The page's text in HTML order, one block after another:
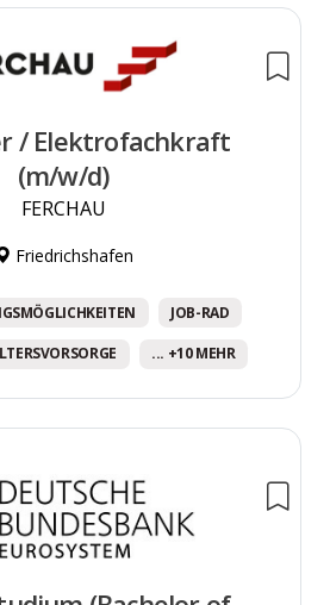
/ Elektrofachkraft
(m/w/d)
FERCHAU
Friedrichshafen
JOB-RAD
... +10 MEHR